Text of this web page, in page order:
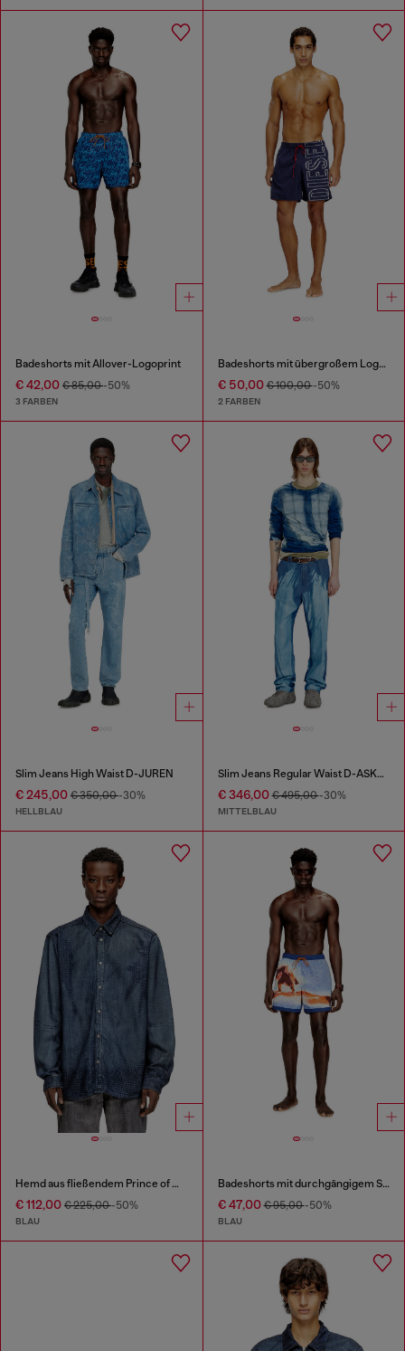
Badeshorts mit Allover-Logoprint
€ 42,00 € 85,00-50%
3 FARBEN
Badeshorts mit übergroßem Logoprint
€ 50,00€ 100,00-50%
2 FARBEN
Slim Jeans High Waist D-JUREN
€ 245,00 € 350,00-30%
HELLBLAU
Slim Jeans Regular Waist D-ASKAR
€ 346,00€ 495,00-30%
MITTELBLAU
Hemd aus fließendem Prince of Wales Denim
€ 112,00 € 225,00-50%
BLAU
Badeshorts mit durchgängigem Surfbretter-Print
€ 47,00€ 95,00-50%
BLAU